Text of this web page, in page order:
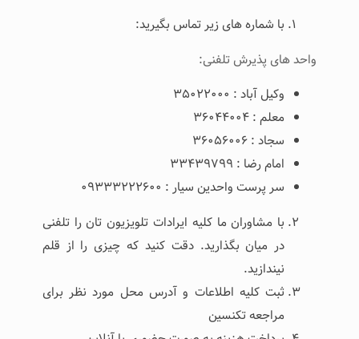
با شماره های زیر تماس بگیرید:
واحد های پذیرش تلفنی:
وکیل آباد : ۳۵۰۲۲۰۰۰
معلم : ۳۶۰۴۴۰۰۴
سجاد : ۳۶۰۵۶۰۰۶
امام رضا : ۳۳۴۳۹۷۹۹
سر پرست واحدین سیار : ۰۹۳۳۳۲۲۲۶۰۰
با مشاوران ما کلیه ایرادات تلویزیون تان را تلفنی
در میان بگذارید. دقت کنید که چیزی را از قلم
نیندازید.
ثبت کلیه اطلاعات و آدرس محل مورد نظر برای
مراجعه تکنسین